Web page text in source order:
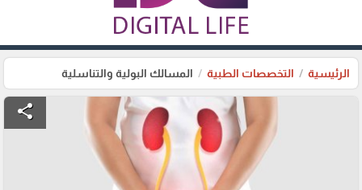
الرئيسية التخصصات الطبية المسالك البولية والتناسلية
share